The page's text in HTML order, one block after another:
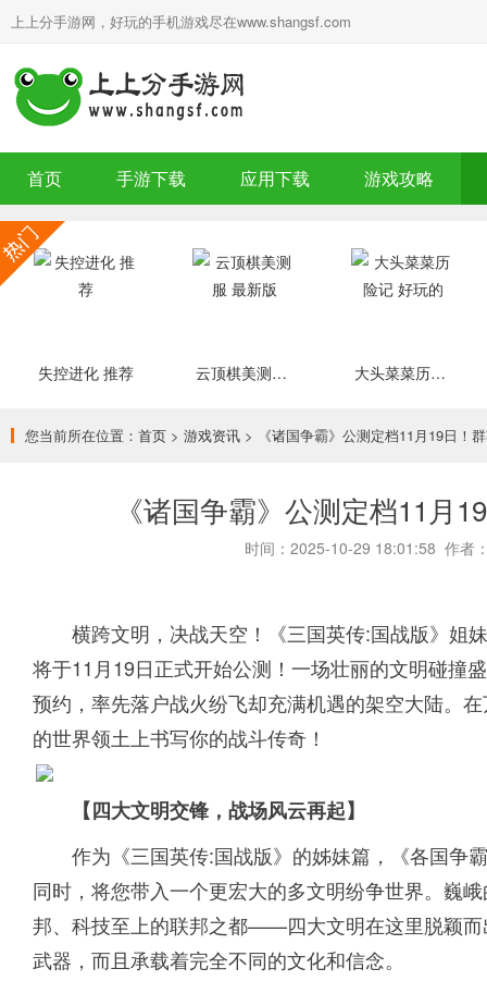
上上分手游网，好玩的手机游戏尽在www.shangsf.com
首页 手游下载 应用下载 游戏攻略
失控进化 推荐 云顶棋美测服 最新版 大头菜菜历险记 好玩的
您当前所在位置： 首页 > 游戏资讯 > 《诸国争霸》公测定档11月19日！
《诸国争霸》公测定档11月
时间：2025-10-29 18:01:58 作者
横跨文明，决战天空！《三国英传:国战版》
将于11月19日正式开始公测！一场壮丽的文明碰撞
预约，率先落户战火纷飞却充满机遇的架空大陆。
的世界领土上书写你的战斗传奇！
【四大文明交锋，战场风云再起】
作为《三国英传:国战版》的姊妹篇，《各国争
同时，将您带入一个更宏大的多文明纷争世界。巍
邦、科技至上的联邦之都——四大文明在这里脱颖
武器，而且承载着完全不同的文化和信念。